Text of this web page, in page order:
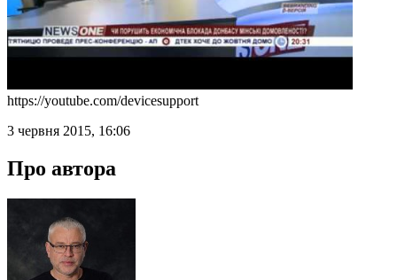
https://youtube.com/devicesupport
3 червня 2015, 16:06
Про автора